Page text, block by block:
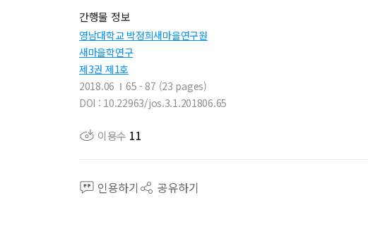
간행물 정보
영남대학교 박정희새마을연구원
새마을학연구
제3권 제1호
2018.06
65 - 87 (23 pages)
DOI : 10.22963/jos.3.1.201806.65
이용수 11
인용하기 공유하기